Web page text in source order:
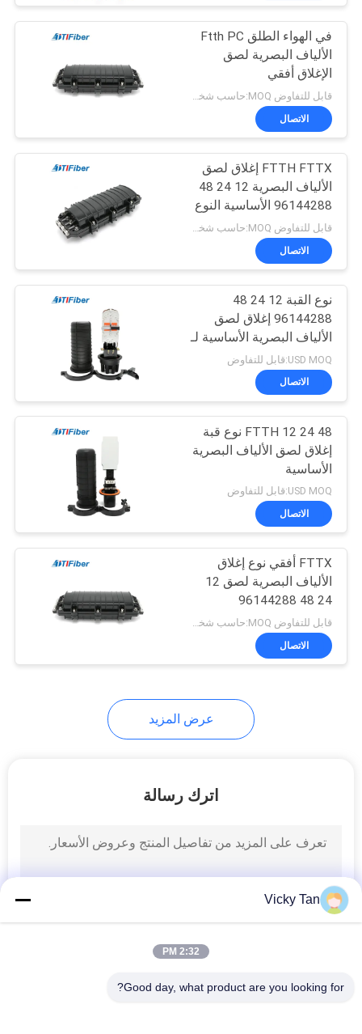
في الهواء الطلق Ftth PC
الألياف البصرية لصق
الإغلاق أفقي
الاتصال
FTTH FTTX إغلاق لصق
الألياف البصرية 12 24 48
96144288 الأساسية النوع
الأفقي
الاتصال
نوع القبة 12 24 48
96144288 إغلاق لصق
الألياف البصرية الأساسية لـ
FTTH FTTX
USD MOQ:قابل للتفاوض
الاتصال
FTTH 12 24 48 نوع قبة
إغلاق لصق الألياف البصرية
الأساسية
USD MOQ:قابل للتفاوض
الاتصال
FTTX أفقي نوع إغلاق
الألياف البصرية لصق 12
24 48 96144288
الأساسية
قابل للتفاوض MOQ:حاسب شخصي 1
الاتصال
عرض المزيد
اترك رسالة
Vicky Tan
2:32 PM
Good day, what product are you looking for?